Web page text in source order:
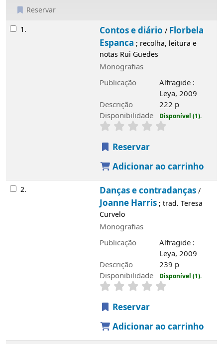
Reservar
Resultados
1. Contos e diário / Florbela
Espanca ; recolha, leitura e
notas Rui Guedes
Monografias
Publicação
Alfragide :
Leya, 2009
Descrição
222 p
Disponibilidade
Disponível (1).
Reservar
Adicionar ao carrinho
2. Danças e contradanças/
Joanne Harris; trad. Teresa
Curvelo
Monografias
Publicação
Alfragide :
Leya, 2009
Descrição
239 p
Disponibilidade
Disponível (1).
Reservar
Adicionar ao carrinho